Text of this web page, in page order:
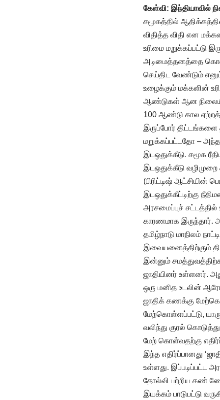
கேள்வி: இந்தியாவில்
சமூகத்தில்
விதித்த விதி என
உரிமை மறுக்கப்பட்டு
அடிமைத்தனத்தை
செய்திட வேண்டும்
உழைக்கும் மக்களின்
ஆண்டுகள் ஆன
100 ஆண்டு கால
இருப்போர் திட்டங்களை
மறுக்கப்பட்டதோ –
இடஒதுக்கீடு. சமூக
இடஒதுக்கீடு
(பிரிட்டிஷ் ஆட்சியின்
இடஒதுக்கீட்டிற்கு
அரசமைப்புச்
காரணமாக இருந்தார்.
தமிழ்நாடு மாநிலம்
இவையனைத்திற்கும்
இன்னும்
ஜாதியினர் உள்ளனர்.
ஒரு மனித உடலின்
ஜாதிக் கணக்கு
மேற்கொள்ளப்பட்டு,
வலிந்து குரல்
மேற் கொள்வதற்கு
இந்த எதிர்ப்பானது
உள்ளது. இப்படிப்பட்ட
தோல்வி பற்றிய கண்
இயக்கம் பாடுபட்டு